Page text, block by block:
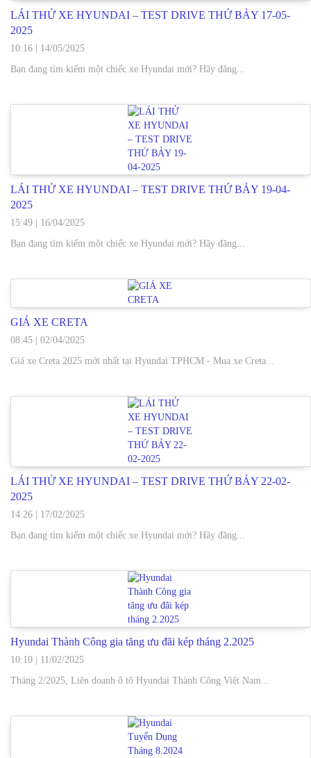
LÁI THỬ XE HYUNDAI – TEST DRIVE THỨ BẢY 17-05-
2025
10:16
14/05/2025
Bạn đang tìm kiếm một chiếc xe Hyundai mới? Hãy đăng...
LÁI THỬ XE HYUNDAI – TEST DRIVE THỨ BẢY 19-04-
2025
15:49
16/04/2025
Bạn đang tìm kiếm một chiếc xe Hyundai mới? Hãy đăng...
GIÁ XE CRETA
08:45
02/04/2025
Giá xe Creta 2025 mới nhất tại Hyundai TPHCM - Mua xe Creta...
LÁI THỬ XE HYUNDAI – TEST DRIVE THỨ BẢY 22-02-
2025
14:26
17/02/2025
Bạn đang tìm kiếm một chiếc xe Hyundai mới? Hãy đăng...
Hyundai Thành Công gia tăng ưu đãi kép tháng 2.2025
10:10
11/02/2025
Tháng 2/2025, Liên doanh ô tô Hyundai Thành Công Việt Nam...